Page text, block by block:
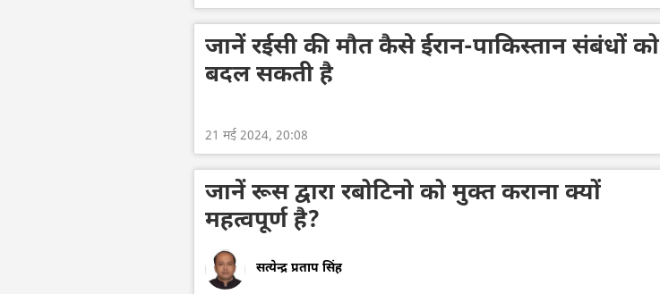
जानें रईसी की मौत कैसे ईरान-पाकिस्तान संबंधों को
बदल सकती है
21 मई 2024, 20:08
जानें रूस द्वारा रबोटिनो को मुक्त कराना क्यों
महत्वपूर्ण है?
सत्येन्द्र प्रताप सिंह